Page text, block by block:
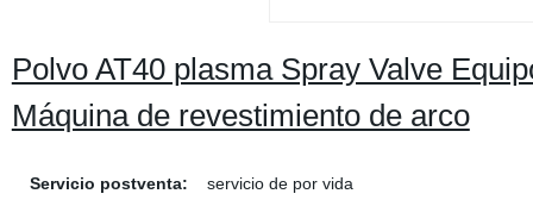
Polvo AT40 plasma Spray Valve
Máquina de revestimiento de arco
Servicio postventa:
servicio de por vida